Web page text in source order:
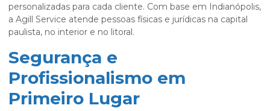
personalizadas para cada cliente. Com base em Indianópolis,
a Agill Service atende pessoas físicas e jurídicas na capital
paulista, no interior e no litoral.
Segurança e
Profissionalismo em
Primeiro Lugar